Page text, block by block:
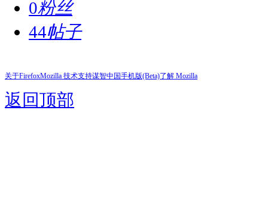
0粉丝
44帖子
关于FirefoxMozilla 技术支持谋智中国手机版(Beta)了解 Mozilla
返回顶部